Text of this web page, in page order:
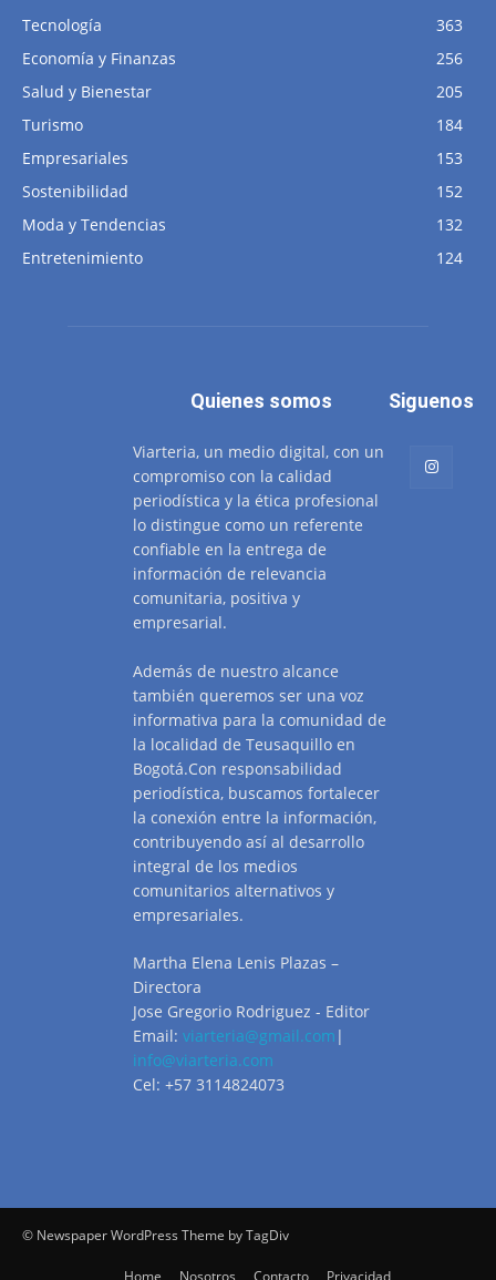
Tecnología
363
Economía y Finanzas
256
Salud y Bienestar
205
Turismo
184
Empresariales
153
Sostenibilidad
152
Moda y Tendencias
132
Entretenimiento
124
Quienes somos
Viarteria, un medio digital, con un
compromiso con la calidad
periodística y la ética profesional
lo distingue como un referente
confiable en la entrega de
información de relevancia
comunitaria, positiva y
empresarial.
Además de nuestro alcance
también queremos ser una voz
informativa para la comunidad de
la localidad de Teusaquillo en
Bogotá.Con responsabilidad
periodística, buscamos fortalecer
la conexión entre la información,
contribuyendo así al desarrollo
integral de los medios
comunitarios alternativos y
empresariales.
Martha Elena Lenis Plazas –
Directora
Jose Gregorio Rodriguez - Editor
Email: viarteria@gmail.com |
info@viarteria.com
Cel: +57 3114824073
Siguenos
© Newspaper WordPress Theme by TagDiv
Home Nosotros Contacto Privacidad